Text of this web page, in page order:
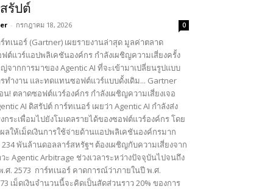
รัปต์
- กรกฎาคม 18, 2026 0
ทเนอร์ (Gartner) เผยรายงานล่าสุด มูลค่าตลาด
ต์แวร์แอปพลิเคชันองค์กร กำลังเผชิญความเสี่ยงครั้ง
จากการมาของ Agentic AI ที่จะเข้ามาเปลี่ยนรูปแบบ
ทำงาน และทดแทนซอฟต์แวร์แบบดั้งเดิม... Gartner
น! ตลาดซอฟต์แวร์องค์กร กำลังเผชิญความเสี่ยงเจอ
AI ดิสรัปต์ การ์ทเนอร์ เผยว่า Agentic AI กำลังส่ง
กระเพื่อมไปยังโมเดลรายได้ของซอฟต์แวร์องค์กร โดย
ลให้เม็ดเงินการใช้จ่ายด้านแอปพลิเคชันองค์กรมาก
234 พันล้านดอลลาร์สหรัฐฯ ต้องเผชิญกับความเสี่ยงจาก
ะ Agentic Arbitrage ช่วงเวลาระหว่างปัจจุบันไปจนถึง
.ศ. 2573 การ์ทเนอร์ คาดการณ์ว่าภายในปี พ.ศ.
เม็ดเงินจำนวนนี้จะคิดเป็นสัดส่วนราว 20% ของการ